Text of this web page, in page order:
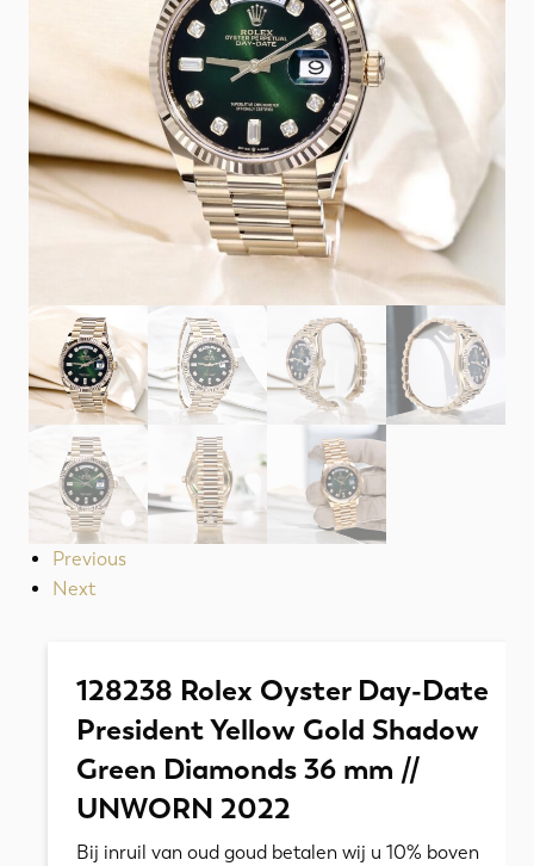
Previous
Next
128238 Rolex Oyster Day-Date
President Yellow Gold Shadow
Green Diamonds 36 mm //
UNWORN 2022
Bij inruil van oud goud betalen wij u 10% boven